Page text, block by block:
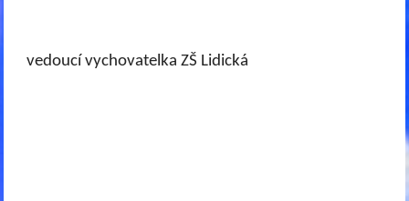
vedoucí vychovatelka ZŠ Lidická